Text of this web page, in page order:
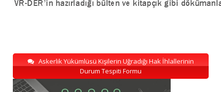
Askerlik Yükümlüsü Kişilerin Uğradığı Hak İhlallerinin
Durum Tespiti Formu